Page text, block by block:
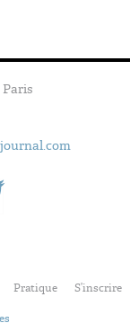
Paris
Pratique S’inscrire